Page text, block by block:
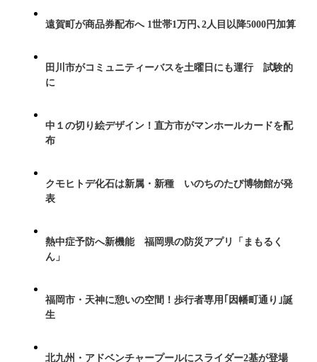
遠賀町が商品券配布へ 1世帯1万円､2人目以降5000円加算
田川市がコミュニティーバスを土曜日にも運行 試験的
に
中１の切り絵デザイン！直方市がマンホールカードを配
布
クモヒトデ化石は新属・新種 いのちのたび博物館が発
表
熱中症予防へ新機能 福岡県の防災アプリ「まもるく
ん」
福岡市・天神に憩いの空間！歩行者専用｢因幡町通り｣誕
生
北九州・アドベンチャープールにスライダー2基が登場